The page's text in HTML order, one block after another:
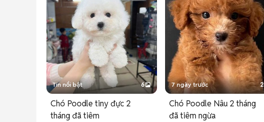
Tin nổi bật 6
Chó Poodle tiny đực 2
tháng đã tiêm
7 ngày trước 2
Chó Poodle Nâu 2 tháng
đã tiêm ngừa